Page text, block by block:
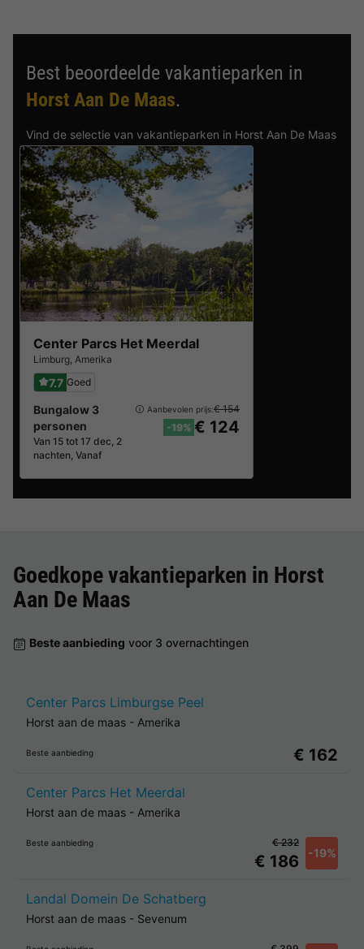
Best beoordeelde vakantieparken in
Horst Aan De Maas.
Vind de selectie van vakantieparken in Horst Aan De Maas
met de beste reviews.
Center Parcs Het Meerdal
Limburg, Amerika
7.7 Goed
Bungalow 3
personen
Van 15 tot 17 dec, 2
nachten, Vanaf
Aanbevolen prijs:€ 154
-19% € 124
Goedkope vakantieparken in Horst
Aan De Maas
Beste aanbieding voor 3 overnachtingen
Center Parcs Limburgse Peel
Horst aan de maas - Amerika
Beste aanbieding € 162
Center Parcs Het Meerdal
Horst aan de maas - Amerika
Beste aanbieding
€ 186 -19%
€ 232
Landal Domein De Schatberg
Horst aan de maas - Sevenum